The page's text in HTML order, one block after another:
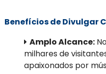
Benefícios de Divulgar
Amplo Alcance:
milhares de
apaixonados por